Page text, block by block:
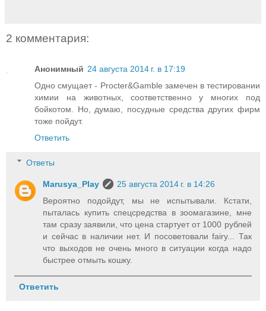
2 комментария:
Анонимный 24 августа 2014 г. в 17:19
Одно смущает - Procter&Gamble замечен в тестировании
химии на животных, соответственно у многих под
бойкотом. Но, думаю, посудные средства других фирм
тоже пойдут.
Ответить
Ответы
Marusya_Play
25 августа 2014 г. в 14:26
Вероятно подойдут, мы не испытывали. Кстати,
пыталась купить спецсредства в зоомагазине, мне
там сразу заявили, что цена стартует от 1000 рублей
и сейчас в наличии нет. И посоветовали fairy... Так
что выходов не очень много в ситуации когда надо
быстрее отмыть кошку.
Ответить